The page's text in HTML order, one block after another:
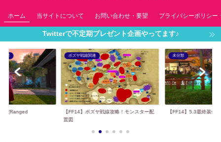
ホーム 当サイトについて お問い合わせ・要望 プライバシーポリシー
Twitterで不定期プレゼント企画やってます♪
攻略！モンスター配
未分類
【FF14】5.3最終装備(占星術士) NEW!!
7.4各ジョブ最終装備 new!
【FF14】7.4最終装備